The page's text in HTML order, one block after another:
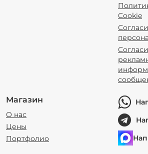
Cookie
Магазин
О нас
Цены
Портфолио